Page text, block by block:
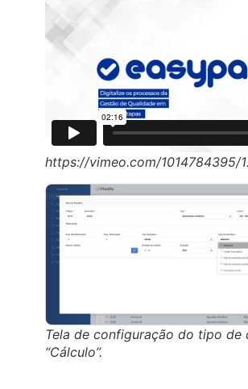
https://vimeo.com/1014784395/
Tela de configuração do tipo de
“Cálculo”.